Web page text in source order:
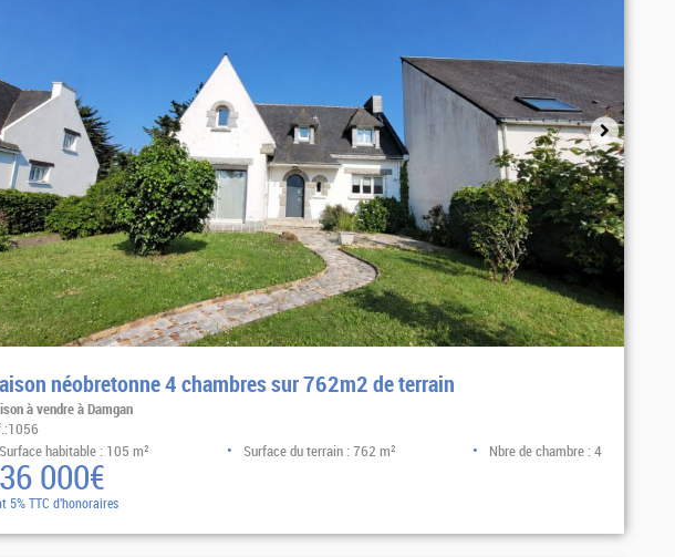
néobretonne 4 chambres sur 762m2 de terrain
à vendre à Damgan
Surface habitable : 105 m²
Surface du terrain : 762 m² Nbre de chambre : 4
000€
5% TTC d'honoraires